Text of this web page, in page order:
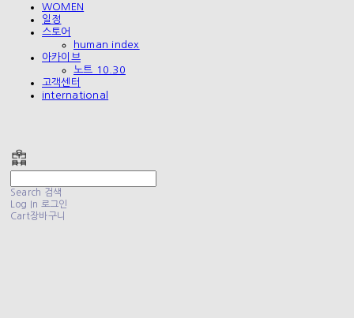
WOMEN
일정
스토어
human index
아카이브
노트 10.30
고객센터
international
Search 검색
Log In 로그인
Cart장바구니